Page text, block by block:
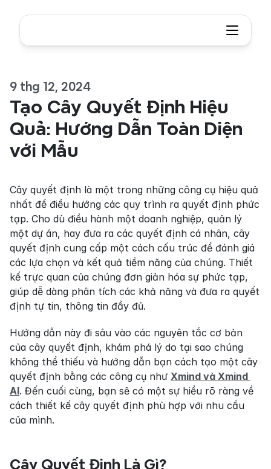
9 thg 12, 2024
Tạo Cây Quyết Định Hiệu
Quả: Hướng Dẫn Toàn Diện
với Mẫu
Cây quyết định là một trong những công cụ hiệu quả
nhất để điều hướng các quy trình ra quyết định phức
tạp. Cho dù điều hành một doanh nghiệp, quản lý
một dự án, hay đưa ra các quyết định cá nhân, cây
quyết định cung cấp một cách cấu trúc để đánh giá
các lựa chọn và kết quả tiềm năng của chúng. Thiết
kế trực quan của chúng đơn giản hóa sự phức tạp,
giúp dễ dàng phân tích các khả năng và đưa ra quyết
định tự tin, thông tin đầy đủ.
Hướng dẫn này đi sâu vào các nguyên tắc cơ bản
của cây quyết định, khám phá lý do tại sao chúng
không thể thiếu và hướng dẫn bạn cách tạo một cây
quyết định bằng các công cụ như Xmind và Xmind
AI. Đến cuối cùng, bạn sẽ có một sự hiểu rõ ràng về
cách thiết kế cây quyết định phù hợp với nhu cầu
của mình.
Cây Quyết Định Là Gì?